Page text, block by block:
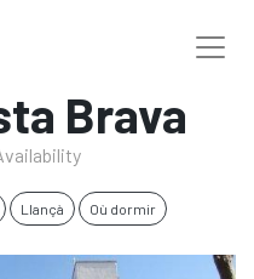
Brava
Llançà Où dormir